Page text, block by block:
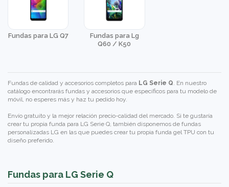
Fundas para LG Q7
Fundas para Lg
Q60 / K50
Fundas de calidad y accesorios completos para LG Serie Q. En nuestro
catálogo encontrarás fundas y accesorios que específicos para tu modelo de
móvil, no esperes más y haz tu pedido hoy.
Envío gratuito y la mejor relación precio-calidad del mercado. Si te gustaría
crear tu propia funda para LG Serie Q, también disponemos de fundas
personalizadas LG en las que puedes crear tu propia funda gel TPU con tu
diseño preferido.
Fundas para LG Serie Q